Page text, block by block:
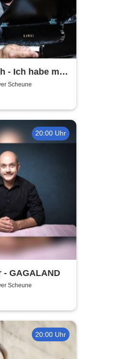
- Ich habe mir
Scheune
20:00 Uhr
- GAGALAND
Scheune
20:00 Uhr